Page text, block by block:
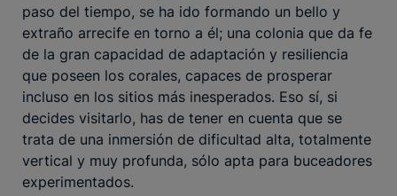
paso del tiempo, se ha ido formando un bello y
extraño arrecife en torno a él; una colonia que da fe
de la gran capacidad de adaptación y resiliencia
que poseen los corales, capaces de prosperar
incluso en los sitios más inesperados. Eso sí, si
decides visitarlo, has de tener en cuenta que se
trata de una inmersión de dificultad alta, totalmente
vertical y muy profunda, sólo apta para buceadores
experimentados.